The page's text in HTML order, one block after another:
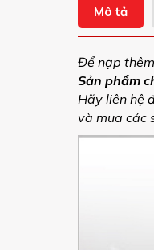
Mô tả
Để nạp
Sản phẩm
Hãy liên hệ
và mua các